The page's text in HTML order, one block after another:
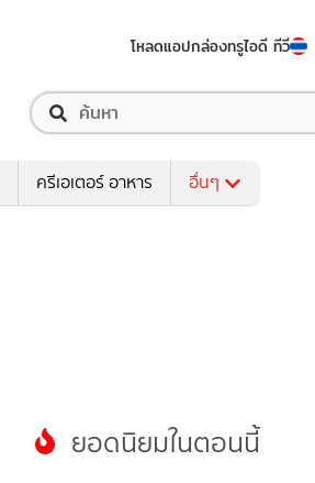
โหลดแอปกล่องทรูไอดี ทีวี
ครีเอเตอร์ อาหาร อื่นๆ
ยอดนิยมในตอนนี้